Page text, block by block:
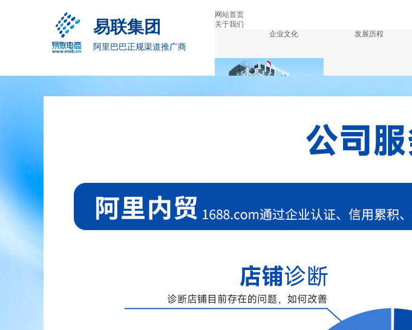
阿里巴巴正规渠道推广商
易联集团
网站首页
关于我们
企业文化
发展历程
特色服务